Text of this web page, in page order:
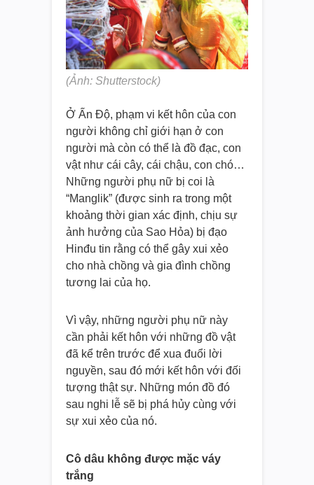
(Ảnh: Shutterstock)
Ở Ấn Độ, phạm vi kết hôn của con
người không chỉ giới hạn ở con
người mà còn có thể là đồ đạc, con
vật như cái cây, cái chậu, con chó…
Những người phụ nữ bị coi là
“Manglik” (được sinh ra trong một
khoảng thời gian xác định, chịu sự
ảnh hưởng của Sao Hỏa) bị đạo
Hinđu tin rằng có thể gây xui xẻo
cho nhà chồng và gia đình chồng
tương lai của họ.
Vì vậy, những người phụ nữ này
cần phải kết hôn với những đồ vật
đã kể trên trước để xua đuổi lời
nguyền, sau đó mới kết hôn với đối
tượng thật sự. Những món đồ đó
sau nghi lễ sẽ bị phá hủy cùng với
sự xui xẻo của nó.
Cô dâu không được mặc váy
trắng